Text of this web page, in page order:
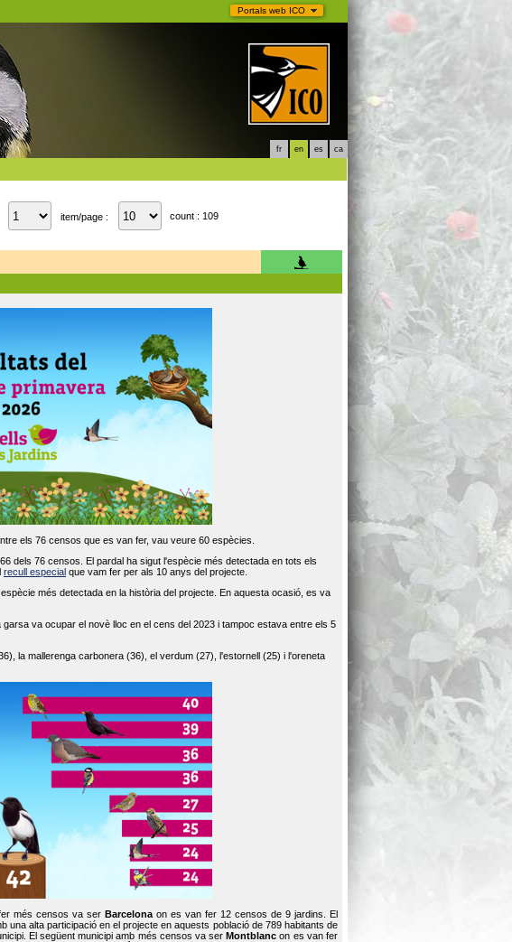
Portals web ICO
fr en es ca
item/page : count : 109
els 76 censos que es van fer, vau veure 60 espècies.
dels 76 censos. El pardal ha sigut l'espècie més detectada en tots els
recull especial que vam fer per als 10 anys del projecte.
espècie més detectada en la història del projecte. En aquesta ocasió, es va
va ocupar el novè lloc en el cens del 2023 i tampoc estava entre els 5
la mallerenga carbonera (36), el verdum (27), l'estornell (25) i l'oreneta
més censos va ser Barcelonaon es van fer 12 censos de 9 jardins. El
una alta participació en el projecte en aquests població de 789 habitants de
El següent municipi amb més censos va serMontblanc on es van fer